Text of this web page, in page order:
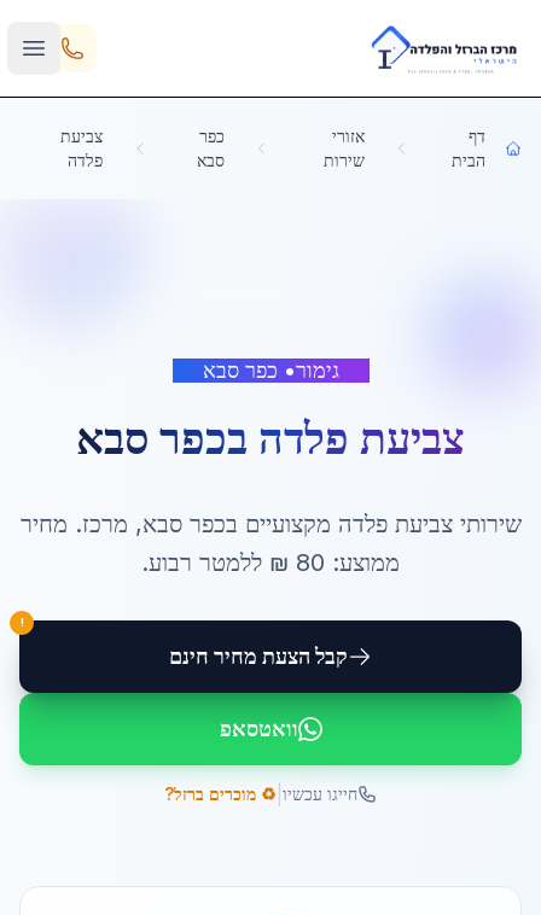
Skip to main content
דף
הבית
אזורי
שירות
כפר
סבא
צביעת
פלדה
גימור• כפר סבא
צביעת פלדה בכפר סבא
שירותיצביעת פלדה מקצועיים בכפר סבא, מרכז. מחיר
ממוצע: 80 ₪ ללמטר רבוע.
קבל הצעת מחיר חינם
!
וואטסאפ
חייגו עכשיו ♻️ מוכרים ברזל?